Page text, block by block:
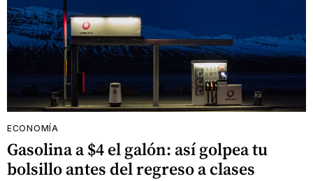
ECONOMÍA
Gasolina a $4 el galón: así golpea tu
bolsillo antes del regreso a clases